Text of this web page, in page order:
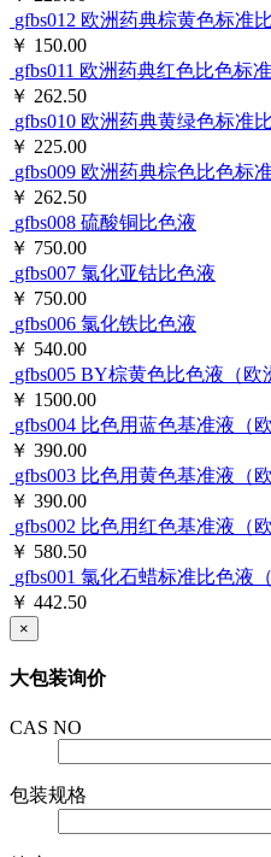
gfbs012 欧洲药典棕黄色标准
￥ 150.00
gfbs011 欧洲药典红色比色标
￥ 262.50
gfbs010 欧洲药典黄绿色标准
￥ 225.00
gfbs009 欧洲药典棕色比色标
￥ 262.50
gfbs008 硫酸铜比色液
￥ 750.00
gfbs007 氯化亚钴比色液
￥ 750.00
gfbs006 氯化铁比色液
￥ 540.00
gfbs005 BY棕黄色比色液（欧
￥ 1500.00
gfbs004 比色用蓝色基准液（
￥ 390.00
gfbs003 比色用黄色基准液（
￥ 390.00
gfbs002 比色用红色基准液（
￥ 580.50
gfbs001 氯化石蜡标准比色液
￥ 442.50
×
大包装询价
CAS NO
包装规格